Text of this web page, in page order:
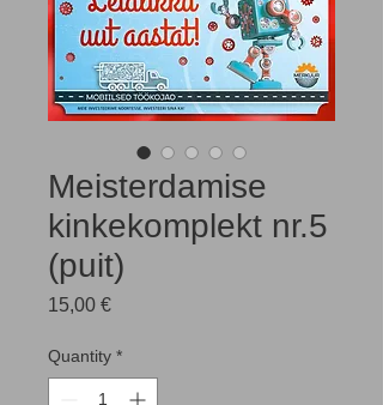
Meisterdamise
kinkekomplekt nr.5
(puit)
15,00 €Price
Quantity *